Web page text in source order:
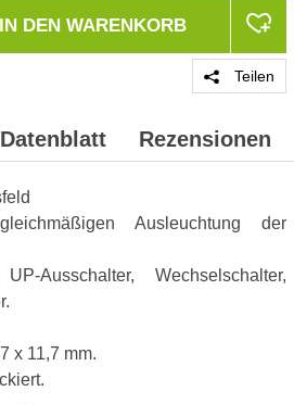
IN DEN WARENKORB
Teilen
Datenblatt Rezensionen
Ausleuchtung der
Ausschalter, Wechselschalter,
x 11,7 mm.